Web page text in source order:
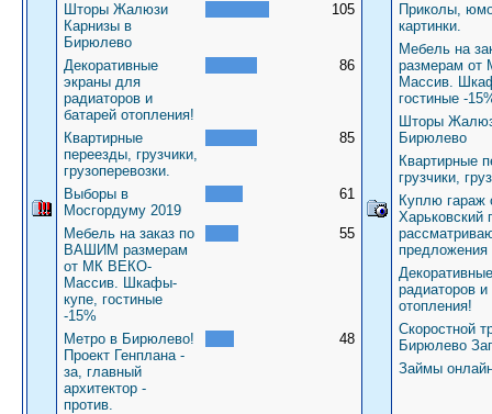
Шторы Жалюзи
Карнизы в
Бирюлево
105
Декоративные
экраны для
радиаторов и
батарей отопления!
86
Квартирные
переезды, грузчики,
грузоперевозки.
85
Выборы в
Мосгордуму 2019
61
Мебель на заказ по
ВАШИМ размерам
от МК ВЕКО-
Массив. Шкафы-
купе, гостиные
-15%
55
Метро в Бирюлево!
Проект Генплана -
за, главный
архитектор -
против.
48
Приколы,
картинки.
Мебель на
размерам
Массив.
гостиные -
Шторы
Бирюлево
Квартирные
грузчики,
Куплю гараж
Харьковский
предложения
радиаторов и
отопления!
Скоростной
Бирюлево
Займы